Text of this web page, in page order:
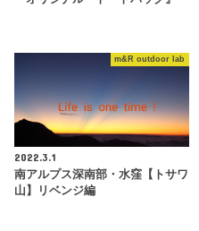
m&R outdoor lab
2022.3.1
南アルプス深南部・水窪【トサワ
山】リベンジ編